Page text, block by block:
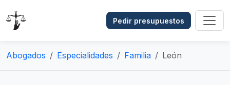
Pedir presupuestos
Abogados Especialidades Familia León